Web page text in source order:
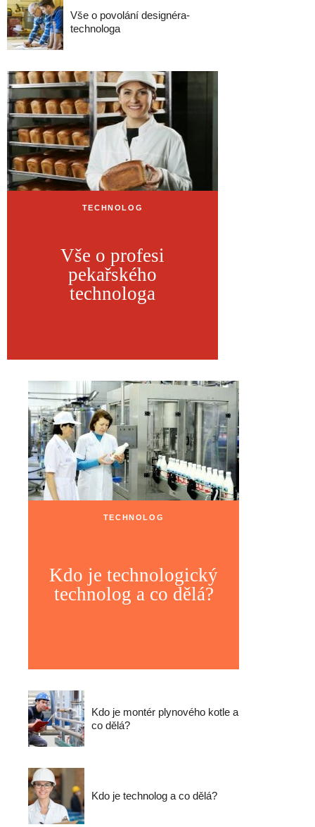
Vše o povolání designéra-
technologa
TECHNOLOG
Vše o profesi
pekařského
technologa
TECHNOLOG
Kdo je technologický
technolog a co dělá?
Kdo je montér plynového kotle a
co dělá?
Kdo je technolog a co dělá?